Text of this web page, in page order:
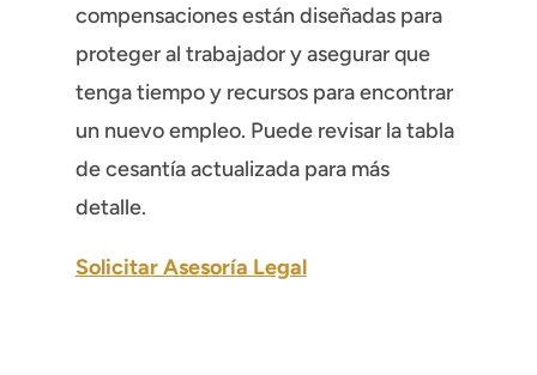
compensaciones están diseñadas para
proteger al trabajador y asegurar que
tenga tiempo y recursos para encontrar
un nuevo empleo. Puede revisar la tabla
de cesantía actualizada para más
detalle.
Solicitar Asesoría Legal